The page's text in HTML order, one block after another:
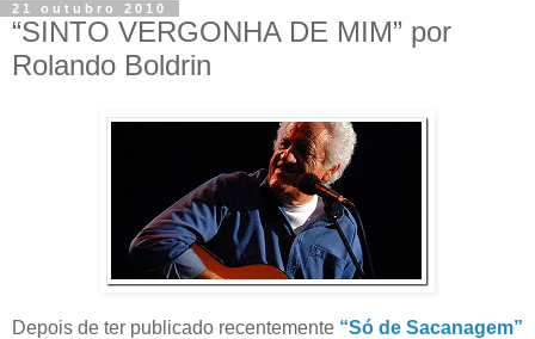
21 outubro 2010
“SINTO VERGONHA DE MIM” por
Rolando Boldrin
Depois de ter publicado recentemente “Só de Sacanagem”